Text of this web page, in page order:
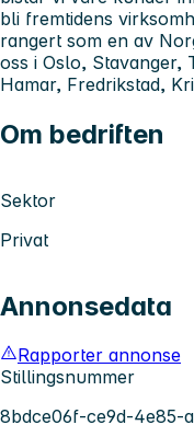
bli fremtidens
rangert som en av
oss i Oslo, Stavanger,
Hamar, Fredrikstad,
Om bedriften
Sektor
Privat
Annonsedata
Rapporter annonse
Stillingsnummer
8bdce06f-ce9d-4e85-